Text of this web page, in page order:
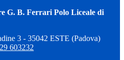
G. B. Ferrari Polo Liceale di
3 - 35042 ESTE (Padova)
603232